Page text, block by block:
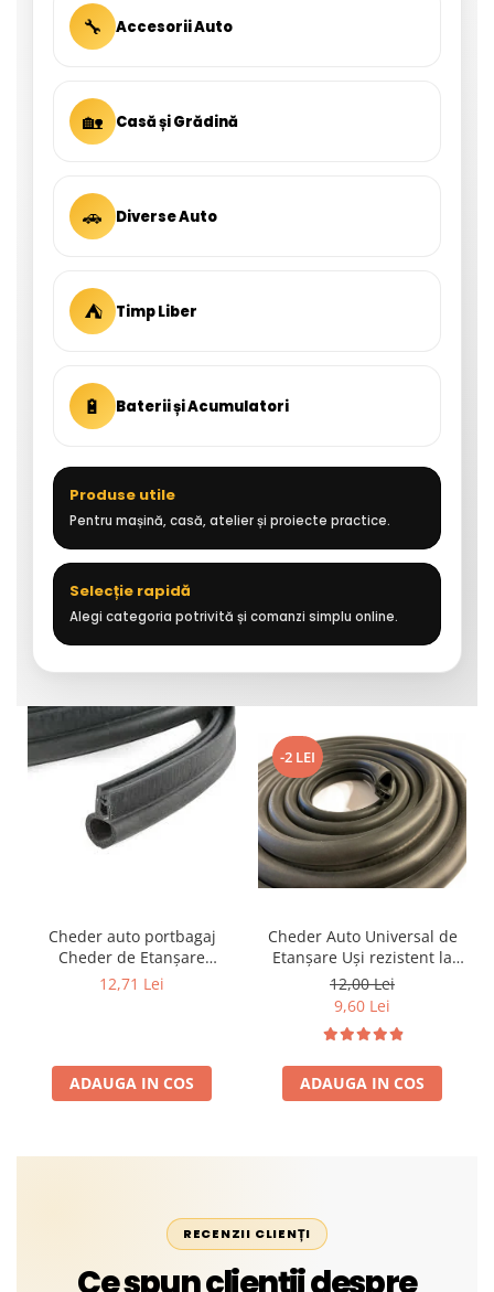
🔧 Accesorii Auto
🏡 Casă și Grădină
🚗 Diverse Auto
⛺ Timp Liber
🔋 Baterii și Acumulatori
Produse utile
Pentru mașină, casă, atelier și proiecte practice.
Selecție rapidă
Alegi categoria potrivită și comanzi simplu online.
Cheder auto portbagaj
Cheder de Etanșare
Profesional din Cauciuc -
Liniar
12,71 Lei
ADAUGA IN COS
-2 LEI
Cheder Auto Universal de
Etanșare Uși rezistent la
intemperii, raze UV,
îmbătrânire și temperaturi
extreme
12,00 Lei
9,60 Lei
ADAUGA IN COS
RECENZII CLIENȚI